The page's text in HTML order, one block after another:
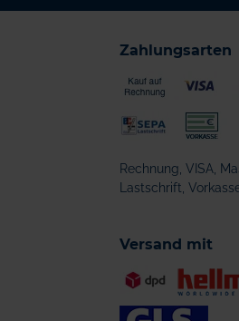
Zahlungsarten
Rechnung, VISA,
Lastschrift,
Versand mit